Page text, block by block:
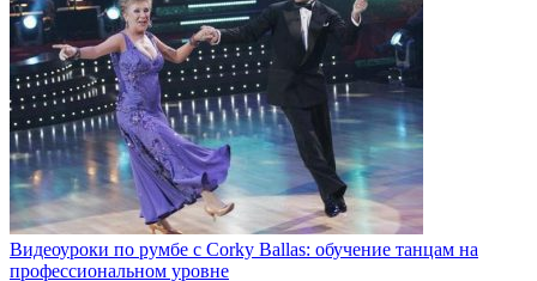
Видеоуроки по румбе с Corky Ballas: обучение танцам на
профессиональном уровне